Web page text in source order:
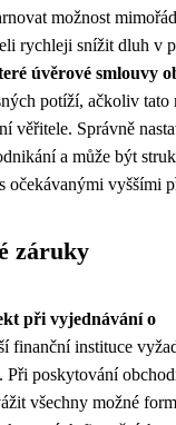
možnost
rychleji snížit dluh v
úvěrové smlouvy
potíží, ačkoliv tato
věřitele. Správně
a může být
očekávanými vyššími
záruky
při vyjednávání o
finanční instituce
Při poskytování
všechny možné